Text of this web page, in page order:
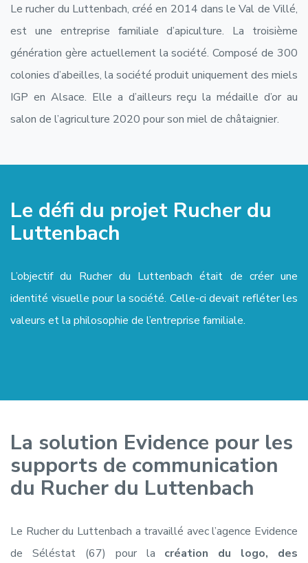
Le rucher du Luttenbach, créé en 2014 dans le Val de Villé,
est une entreprise familiale d’apiculture. La troisième
génération gère actuellement la société. Composé de 300
colonies d’abeilles, la société produit uniquement des miels
IGP en Alsace. Elle a d’ailleurs reçu la médaille d’or au
salon de l’agriculture 2020 pour son miel de châtaignier.
Le défi du projet Rucher du
Luttenbach
L’objectif du Rucher du Luttenbach était de créer une
identité visuelle pour la société. Celle-ci devait refléter les
valeurs et la philosophie de l’entreprise familiale.
La solution Evidence pour les
supports de communication
du Rucher du Luttenbach
Le Rucher du Luttenbach a travaillé avec l’agence Evidence
de Séléstat (67) pour la création du logo, des